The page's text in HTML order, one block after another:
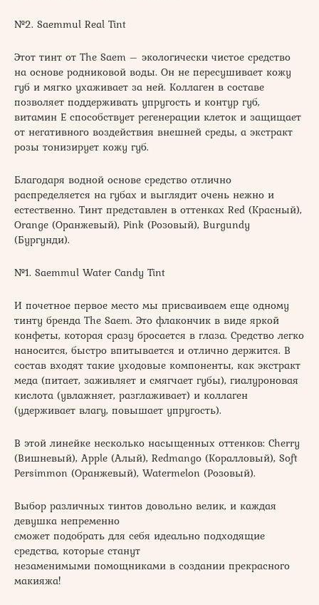
№2. Saemmul Real Tint
Этот тинт от The Saem – экологически чистое средство
на основе родниковой воды. Он не пересушивает кожу
губ и мягко ухаживает за ней. Коллаген в составе
позволяет поддерживать упругость и контур губ,
витамин E способствует регенерации клеток и защищает
от негативного воздействия внешней среды, а экстракт
розы тонизирует кожу губ.
Благодаря водной основе средство отлично
распределяется на губах и выглядит очень нежно и
естественно. Тинт представлен в оттенках Red (Красный),
Orange (Оранжевый), Pink (Розовый), Burgundy
(Бургунди).
№1. Saemmul Water Candy Tint
И почетное первое место мы присваиваем еще одному
тинту бренда The Saem. Это флакончик в виде яркой
конфеты, которая сразу бросается в глаза. Средство легко
наносится, быстро впитывается и отлично держится. В
состав входят такие уходовые компоненты, как экстракт
меда (питает, заживляет и смягчает губы), гиалуроновая
кислота (увлажняет, разглаживает) и коллаген
(удерживает влагу, повышает упругость).
В этой линейке несколько насыщенных оттенков: Cherry
(Вишневый), Apple (Алый), Redmango (Коралловый), Soft
Persimmon (Оранжевый), Watermelon (Розовый).
Выбор различных тинтов довольно велик, и каждая
девушка непременно
сможет подобрать для себя идеально подходящие
средства, которые станут
незаменимыми помощниками в создании прекрасного
макияжа!